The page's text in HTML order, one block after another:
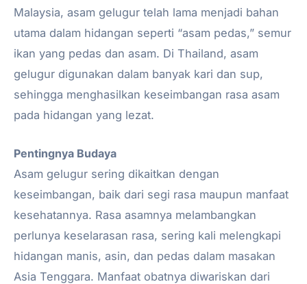
Malaysia, asam gelugur telah lama menjadi bahan
utama dalam hidangan seperti “asam pedas,” semur
ikan yang pedas dan asam. Di Thailand, asam
gelugur digunakan dalam banyak kari dan sup,
sehingga menghasilkan keseimbangan rasa asam
pada hidangan yang lezat.
Pentingnya Budaya
Asam gelugur sering dikaitkan dengan
keseimbangan, baik dari segi rasa maupun manfaat
kesehatannya. Rasa asamnya melambangkan
perlunya keselarasan rasa, sering kali melengkapi
hidangan manis, asin, dan pedas dalam masakan
Asia Tenggara. Manfaat obatnya diwariskan dari